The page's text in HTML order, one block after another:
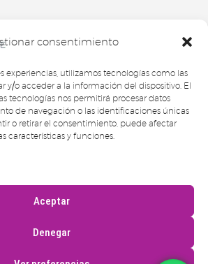
consentimiento
experiencias, utilizamos tecnologías como las
y/o acceder a la información del dispositivo. El
tecnologías nos permitirá procesar datos
de navegación o las identificaciones únicas
o retirar el consentimiento, puede afectar
características y funciones.
Aceptar
Denegar
Política de privacidad
–Diseño y desarrollo Semilla